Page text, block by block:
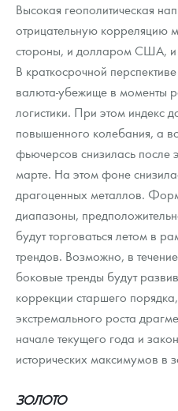
Монеты Царской России
Монеты стран мира после 1950г
Георгий Победоносец
Золотой червонец Сеятель
Золотые слитки
Гарри Поттер
Год Лошади
Флот: ледоколы и корабли
Жетоны "Необыкновенные
Ювелирные изделия
Золотая карманная галерея
Наборы подарочных и
Гарантии
Выкуп монет
Выкуп серебряных монет
Вопрос - ответ
Памятка для работы с монетами
Условия возврата
Монеты
Политика конфиденциальности
Политика использования Cookies
Положение по обработке и
Информация
Распродажа монет и жетонов
Аналитика и события
Итоги 2025 года. Прогноз
2026 год
Cтатьи
Георгий Победоносец - динамика
Котировки
Курс золота и серебра
Лом выкуп
Скупка слитков
Контакты
О нас
Наши преимущества
Письмо директору
Пресс-служба
Высокая геополитическая
отрицательную корреляцию
стороны, и долларом США, и
В краткосрочной
валюта-убежище в моменты
логистики. При этом индекс
повышенного колебания, а
фьючерсов снизилась после
марте. На этом фоне
драгоценных металлов.
диапазоны,
будут торговаться летом в
трендов. Возможно, в
боковые тренды будут
коррекции старшего
экстремального роста
начале текущего года и
исторических максимумов в
ЗОЛОТО